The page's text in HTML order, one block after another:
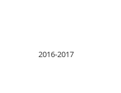
2016-2017